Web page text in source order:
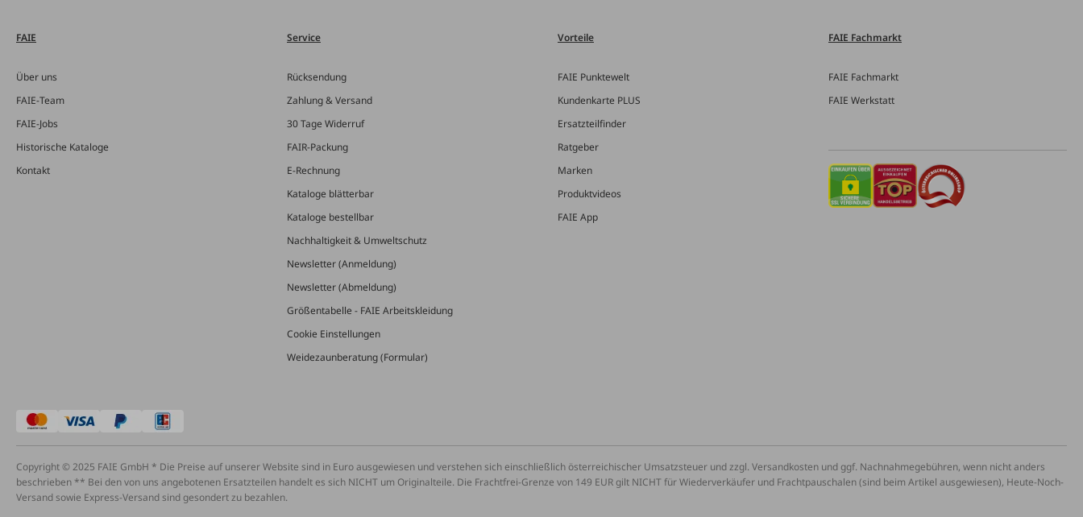
FAIE
Über uns
FAIE-Team
FAIE-Jobs
Historische Kataloge
Kontakt
Service
Rücksendung
Zahlung & Versand
30 Tage Widerruf
FAIR-Packung
E-Rechnung
Kataloge blätterbar
Kataloge bestellbar
Nachhaltigkeit & Umweltschutz
Newsletter (Anmeldung)
Newsletter (Abmeldung)
Größentabelle - FAIE Arbeitskleidung
Cookie Einstellungen
Weidezaunberatung (Formular)
Vorteile
FAIE Punktewelt
Kundenkarte PLUS
Ersatzteilfinder
Ratgeber
Marken
Produktvideos
FAIE App
FAIE Fachmarkt
FAIE Fachmarkt
FAIE Werkstatt
Copyright © 2025 FAIE GmbH * Die Preise auf unserer Website sind in Euro ausgewiesen und verstehen sich einschließlich österreichischer Umsatzsteuer und zzgl. Versandkosten und ggf. Nachnahmegebühren, wenn nicht anders
beschrieben ** Bei den von uns angebotenen Ersatzteilen handelt es sich NICHT um Originalteile. Die Frachtfrei-Grenze von 149 EUR gilt NICHT für Wiederverkäufer und Frachtpauschalen (sind beim Artikel ausgewiesen), Heute-Noch-
Versand sowie Express-Versand sind gesondert zu bezahlen.